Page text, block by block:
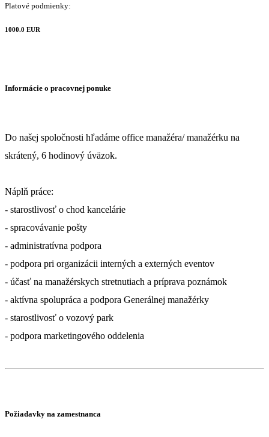
Platové podmienky:
1000.0 EUR
Informácie o pracovnej ponuke
Do našej spoločnosti hľadáme office manažéra/ manažérku na
skrátený, 6 hodinový úväzok.
Náplň práce:
- starostlivosť o chod kancelárie
- spracovávanie pošty
- administratívna podpora
- podpora pri organizácii interných a externých eventov
- účasť na manažérskych stretnutiach a príprava poznámok
- aktívna spolupráca a podpora Generálnej manažérky
- starostlivosť o vozový park
- podpora marketingového oddelenia
Požiadavky na zamestnanca